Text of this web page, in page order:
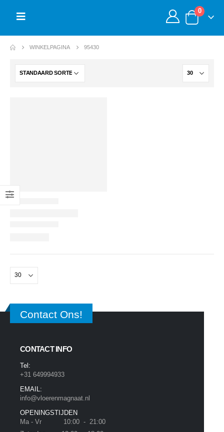
0
WINKELPAGINA 95430
Contact Ons!
CONTACT INFO
Tel:
+31 649994933
EMAIL:
info@vloerenmagnaat.nl
OPENINGSTIJDEN
Ma - Vr 10:00 - 21:00